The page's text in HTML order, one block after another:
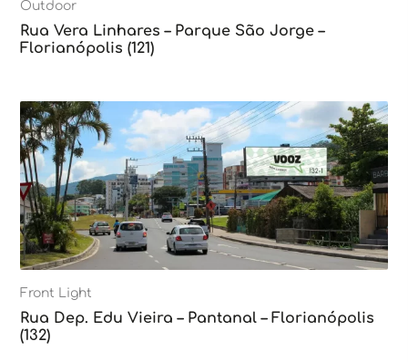
Outdoor
Rua Vera Linhares – Parque São Jorge –
Florianópolis (121)
Front Light
Rua Dep. Edu Vieira – Pantanal – Florianópolis
(132)